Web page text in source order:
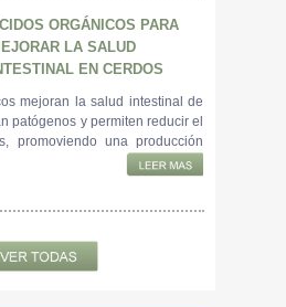
ORGÁNICOS PARA
LA SALUD
EN CERDOS
mejoran la salud intestinal de
patógenos y permiten reducir el
promoviendo una producción